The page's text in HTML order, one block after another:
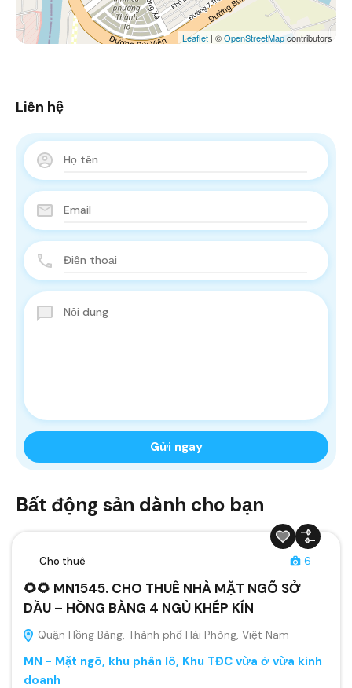
Leaflet | ©OpenStreetMapcontributors
Liên hệ
Bất động sản dành cho bạn
Cho thuê 6
🌻🌻 MN1545. CHO THUÊ NHÀ MẶT NGÕ SỞ
DẦU – HỒNG BÀNG 4 NGỦ KHÉP KÍN
Quận Hồng Bàng, Thành phố Hải Phòng, Việt Nam
MN - Mặt ngõ, khu phân lô, Khu TĐC vừa ở vừa kinh
doanh